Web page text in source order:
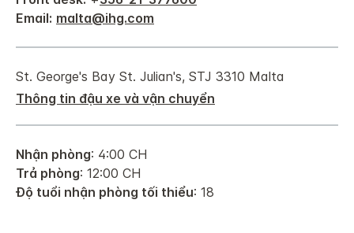
Email: malta@ihg.com
St. George's Bay St. Julian's, STJ 3310 Malta
Thông tin đậu xe và vận chuyển
Nhận phòng: 4:00 CH
Trả phòng: 12:00 CH
Độ tuổi nhận phòng tối thiểu: 18